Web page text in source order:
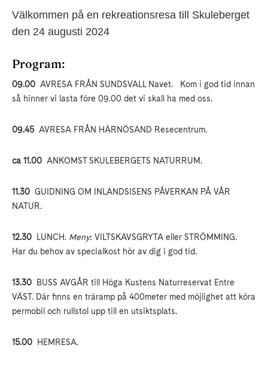
Välkommen på en rekreationsresa till Skuleberget
den 24 augusti 2024
Program:
09.00 AVRESA FRÅN SUNDSVALL Navet. Kom i god tid innan
så hinner vi lasta före 09.00 det vi skall ha med oss.
09.45AVRESA FRÅN HÄRNÖSAND Resecentrum.
ca 11.00 ANKOMST SKULEBERGETS NATURRUM.
11.30 GUIDNING OM INLANDSISENS PÅVERKAN PÅ VÅR
NATUR.
12.30 LUNCH. Meny: VILTSKAVSGRYTA eller STRÖMMING.
Har du behov av specialkost hör av dig i god tid.
13.30 BUSS AVGÅR till Höga Kustens Naturreservat Entre
VÄST. Där finns en träramp på 400meter med möjlighet att köra
permobil och rullstol upp till en utsiktsplats.
15.00 HEMRESA.